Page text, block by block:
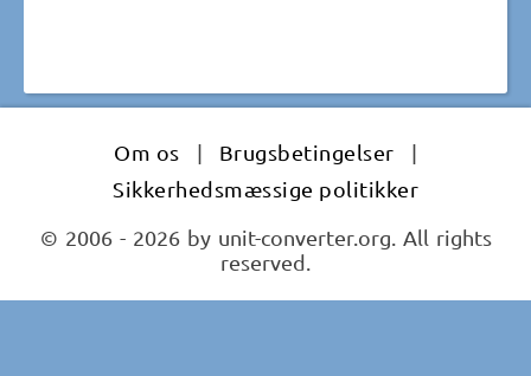
Om os | Brugsbetingelser
|
Sikkerhedsmæssige politikker
© 2006 - 2026 by unit-converter.org. All rights
reserved.